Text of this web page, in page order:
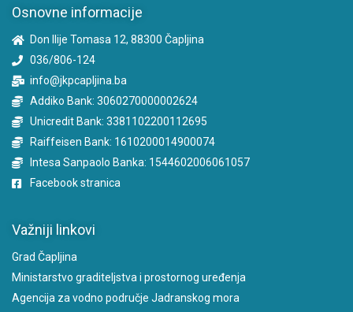
Osnovne informacije
Don Ilije Tomasa 12, 88300 Čapljina
036/806-124
info@jkpcapljina.ba
Addiko Bank: 3060270000002624
Unicredit Bank: 3381102200112695
Raiffeisen Bank: 1610200014900074
Intesa Sanpaolo Banka: 1544602006061057
Facebook stranica
Važniji linkovi
Grad Čapljina
Ministarstvo graditeljstva i prostornog uređenja
Agencija za vodno područje Jadranskog mora